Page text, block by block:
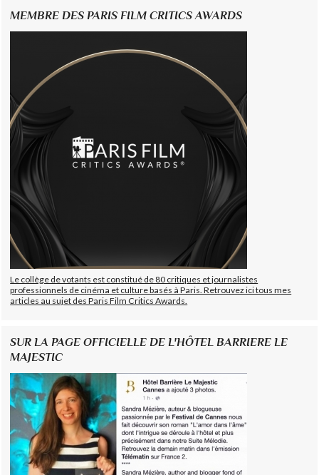
MEMBRE DES PARIS FILM CRITICS AWARDS
Le collège de votants est constitué de 80 critiques et journalistes
professionnels de cinéma et culture basés à Paris. Retrouvez ici tous mes
articles au sujet des Paris Film Critics Awards.
SUR LA PAGE OFFICIELLE DE L'HÔTEL BARRIERE LE
MAJESTIC